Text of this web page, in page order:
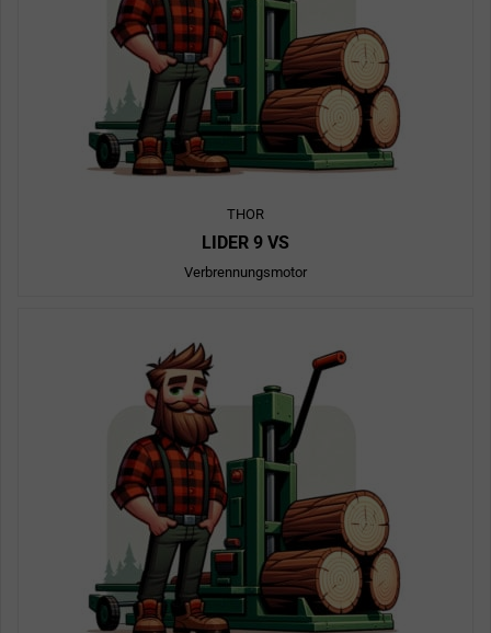
THOR
LIDER 9 VS
Verbrennungsmotor